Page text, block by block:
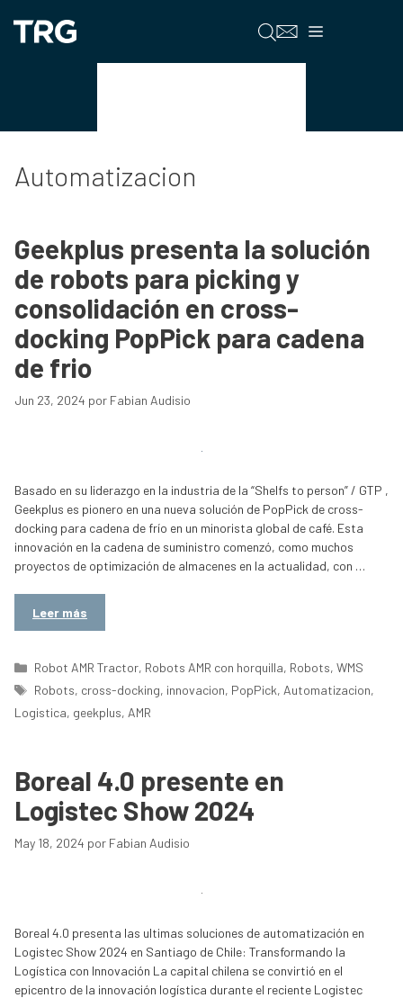
contenido
Menú
Automatizacion
Geekplus presenta la solución
de robots para picking y
consolidación en cross-
docking PopPick para cadena
de frio
Jun 23, 2024 por Fabian Audisio
Basado en su liderazgo en la industria de la “Shelfs to person” / GTP ,
Geekplus es pionero en una nueva solución de PopPick de cross-
docking para cadena de frío en un minorista global de café. Esta
innovación en la cadena de suministro comenzó, como muchos
proyectos de optimización de almacenes en la actualidad, con …
Leer más
Categorías
Robot AMR Tractor, Robots AMR con horquilla, Robots,WMS
Etiquetas
Robots, cross-docking, innovacion, PopPick, Automatizacion,
Logistica, geekplus, AMR
Boreal 4.0 presente en
Logistec Show 2024
May 18, 2024 por Fabian Audisio
Boreal 4.0 presenta las ultimas soluciones de automatización en
Logistec Show 2024 en Santiago de Chile: Transformando la
Logística con Innovación La capital chilena se convirtió en el
epicentro de la innovación logística durante el reciente Logistec